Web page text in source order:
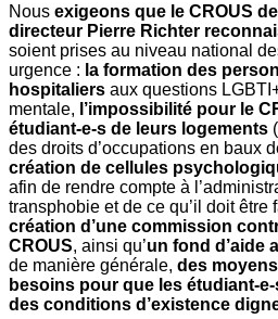
Nous exigeons que le CROUS
directeur Pierre Richter
soient prises au niveau national
urgence : la formation des
hospitaliers aux questions
mentale, l’impossibilité pour le
étudiant-e-s de leurs logements
des droits d’occupations en baux
création de cellules
afin de rendre compte à
transphobie et de ce qu’il doit être
création d’une commission
CROUS, ainsi qu’un fond d’aide
de manière générale, des
besoins pour que les étudiant-
des conditions d’existence